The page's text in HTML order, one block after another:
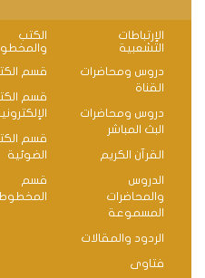
الإرتباطات
التشعبية
دروس ومحاضرات
القناة
دروس ومحاضرات
البث المباشر
القرآن الكريم
الدروس
والمحاضرات
المسموعة
الردود والمقالات
فتاوى
الكتب
قسم
قسم
قسم
الضوئية
قسم